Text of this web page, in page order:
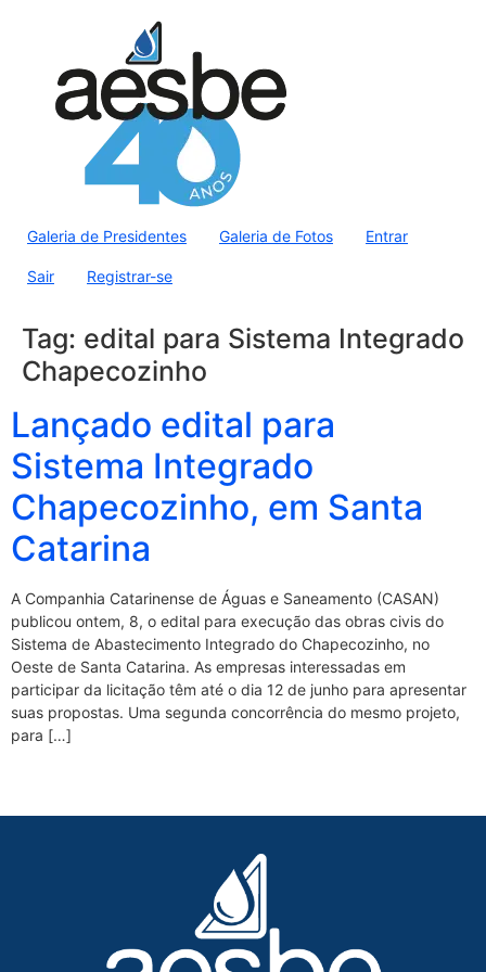
Galeria de Presidentes Galeria de Fotos Entrar
Sair Registrar-se
Tag: edital para Sistema Integrado
Chapecozinho
Lançado edital para
Sistema Integrado
Chapecozinho, em Santa
Catarina
A Companhia Catarinense de Águas e Saneamento (CASAN)
publicou ontem, 8, o edital para execução das obras civis do
Sistema de Abastecimento Integrado do Chapecozinho, no
Oeste de Santa Catarina. As empresas interessadas em
participar da licitação têm até o dia 12 de junho para apresentar
suas propostas. Uma segunda concorrência do mesmo projeto,
para […]